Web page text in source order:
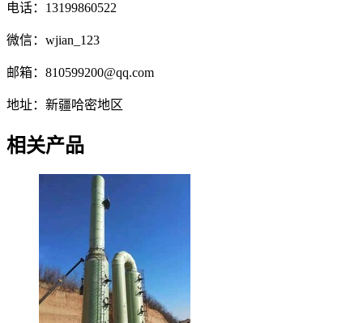
电话：13199860522
微信：wjian_123
邮箱：810599200@qq.com
地址：新疆哈密地区
相关产品